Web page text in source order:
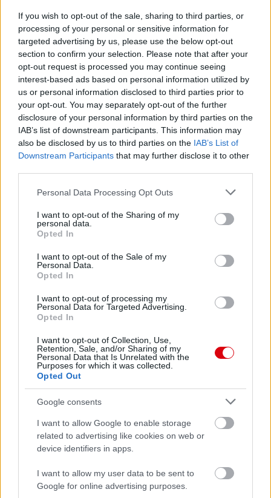
If you wish to opt-out of the sale, sharing to third parties, or
processing of your personal or sensitive information for
targeted advertising by us, please use the below opt-out
section to confirm your selection. Please note that after your
opt-out request is processed you may continue seeing
interest-based ads based on personal information utilized by
us or personal information disclosed to third parties prior to
your opt-out. You may separately opt-out of the further
disclosure of your personal information by third parties on the
IAB’s list of downstream participants. This information may
also be disclosed by us to third parties on the IAB’s List of
Downstream Participants that may further disclose it to other
Please note that this website/app uses one or more Google
not limited to your visit or usage behaviour. You may click to
grant or deny consent to Google and its third-party tags to
use your data for below specified purposes in below Google
consent section.
Personal Data Processing Opt Outs
I want to opt-out of the Sharing of my
personal data.
Opted In
I want to opt-out of the Sale of my
Personal Data.
Opted In
I want to opt-out of processing my
Personal Data for Targeted Advertising.
Opted In
I want to opt-out of Collection, Use,
Retention, Sale, and/or Sharing of my
Personal Data that Is Unrelated with the
Purposes for which it was collected.
Opted Out
Google consents
I want to allow Google to enable storage
related to advertising like cookies on web or
device identifiers in apps.
I want to allow my user data to be sent to
Google for online advertising purposes.
Meccs Center
Paris Saint-Germain
Manchester United
Felkészülési szezon 4. mérkőzés
Nya Ullevi, Göteborg
2026-08-08 17:00
AC MilanvsManchester United2026-08-15 18:00